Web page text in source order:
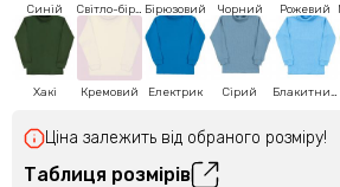
Синій Світло-бірюзовий Бірюзовий Чорний Рожевий
Хакі Кремовий Електрик Сірий Блакитний
Ціна залежить від обраного розміру!
Таблиця розмірів